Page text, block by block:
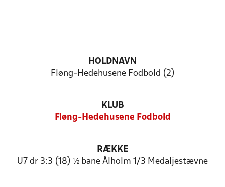
HOLDNAVN
Fløng-Hedehusene Fodbold (2)
KLUB
Fløng-Hedehusene Fodbold
RÆKKE
U7 dr 3:3 (18) ½ bane Ålholm 1/3 Medaljestævne